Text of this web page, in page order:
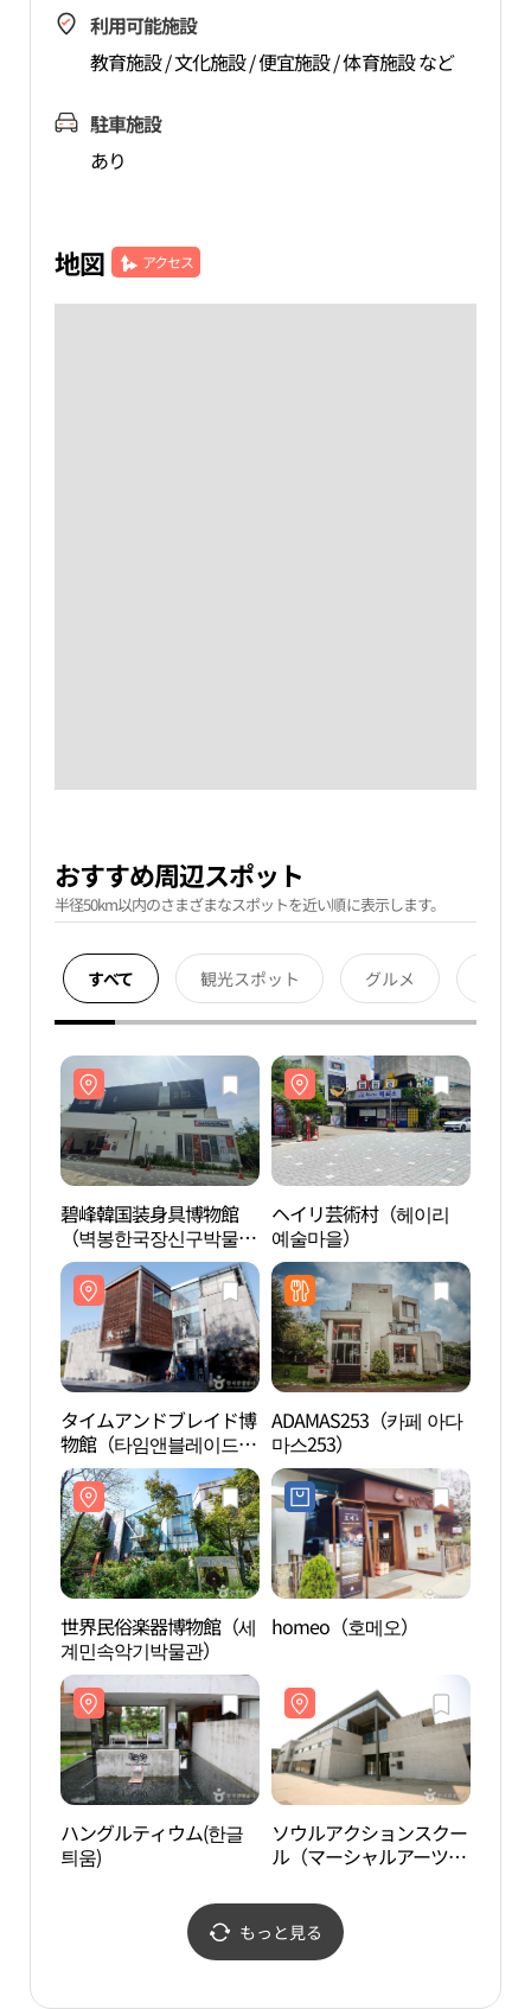
利用可能施設
教育施設 / 文化施設 / 便宜施設 / 体育施設 など
駐車施設
あり
地図 アクセス
おすすめ周辺スポット
半径50km以内のさまざまなスポットを近い順に表示します。
すべて 観光スポット グルメ
碧峰韓国装身具博物館
（벽봉한국장신구박물
관）
ヘイリ芸術村（헤이리
예술마을）
タイムアンドブレイド博
物館（타임앤블레이드
박물관）
ADAMAS253（카페 아다
마스253）
世界民俗楽器博物館（세
계민속악기박물관）
homeo（호메오）
ハングルティウム(한글
틔움)
ソウルアクションスクー
ル（マーシャルアーツセ
（마샬아트센터））
もっと見る